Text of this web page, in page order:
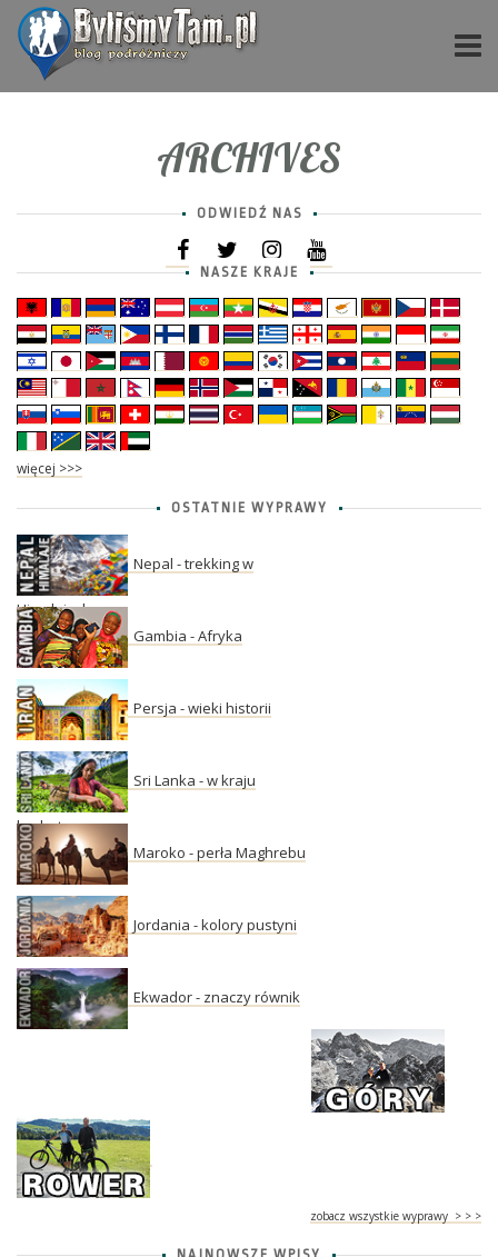
ARCHIVES
ODWIEDŹ NAS
NASZE KRAJE
więcej >>>
OSTATNIE WYPRAWY
Nepal - trekking w
Himalajach
Gambia - Afryka
Persja - wieki historii
Sri Lanka - w kraju
herbaty
Maroko - perła Maghrebu
Jordania - kolory pustyni
Ekwador - znaczy równik
zobacz wszystkie wyprawy > > >